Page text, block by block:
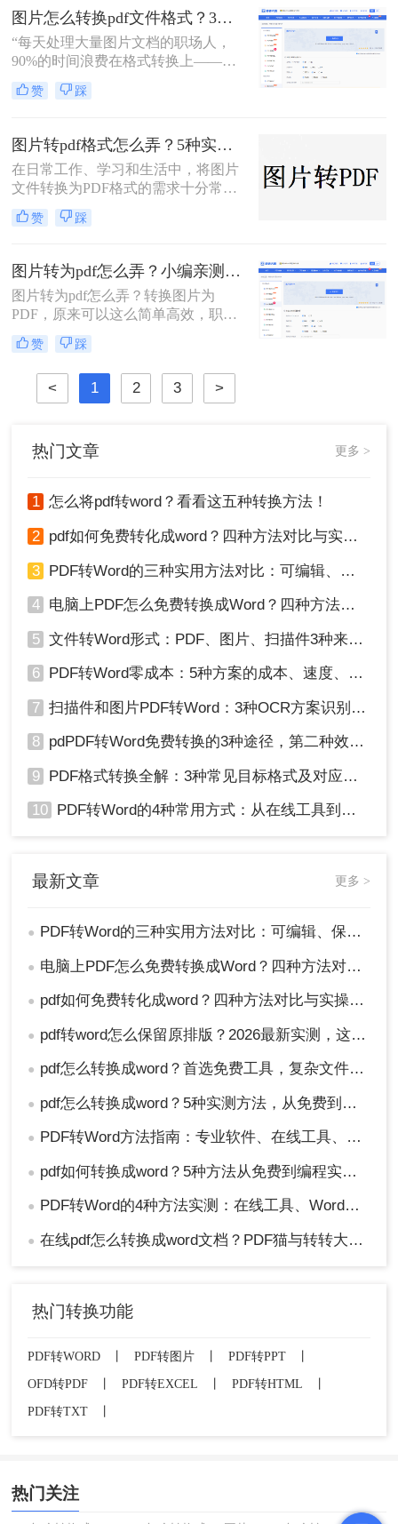
全性。那么图片转为pdf怎么弄呢？本
文将介绍三种将图片转换为PDF的方
法。
图片怎么转换pdf文件格式？3种高效方法全解析，职场人必备技能！
“每天处理大量图片文档的职场人，
90%的时间浪费在格式转换上——这
不是技术问题，而是方法误区。” 作
为深耕办公软件测评多年的博主，小
始方式处理图片转PDF需求。那么图
片怎么转换pdf文件格式呢？本文将揭
秘三种专业级转换方法，结合实测数
据帮你突破效率瓶颈。
赞 踩
图片转pdf格式怎么弄？5种实用的转换方法！
在日常工作、学习和生活中，将图片
文件转换为PDF格式的需求十分常
见。PDF格式因其跨平台兼容性强、
内容不易篡改、排版稳定等优势，成
转pdf格式怎么弄呢？本文将介绍几种
常见的图片转PDF方法，帮助用户高
效完成转换。
赞 踩
图片转为pdf怎么弄？小编亲测5种实用方法，告别繁琐操作！
图片转为pdf怎么弄？转换图片为
PDF，原来可以这么简单高效，职场
效率提升从此触手可及！“一张图片
秒变PDF文档？是的，你没听错！”作
为从事电脑办公软件测评多年的博
主，小编深知职场办公人群对高效转
换工具的渴求，今天就分享超实用方
赞 踩
< 1 2 3 >
热门文章 更多 >
1 怎么将pdf转word？看看这五种转换方法！
2 pdf如何免费转化成word？四种方法对比与实操指南（附详细表格）
3 PDF转Word的三种实用方法对比：可编辑、保格式、避风险！
4 电脑上PDF怎么免费转换成Word？四种方法对比与实操指南（附详细表格）!
5 文件转Word形式：PDF、图片、扫描件3种来源分别怎么处理！
6 PDF转Word零成本：5种方案的成本、速度、精度对比！
7 扫描件和图片PDF转Word：3种OCR方案识别率实测！
8 pdPDF转Word免费转换的3种途径，第二种效率最高！
9 PDF格式转换全解：3种常见目标格式及对应操作方法！
10 PDF转Word的4种常用方式：从在线工具到桌面软件全梳理！
最新文章 更多 >
● PDF转Word的三种实用方法对比：可编辑、保格式、避风险！
● 电脑上PDF怎么免费转换成Word？四种方法对比与实操指南（附详细表格）!
● pdf如何免费转化成word？四种方法对比与实操指南（附详细表格）
● pdf转word怎么保留原排版？2026最新实测，这5种方法从免费到专业全搞定！
● pdf怎么转换成word？首选免费工具，复杂文件再上专业软件！
● pdf怎么转换成word？5种实测方法，从免费到专业全攻略！
● PDF转Word方法指南：专业软件、在线工具、Word内置与改后缀名4种方案对比！
● pdf如何转换成word？5种方法从免费到编程实测对比！
● PDF转Word的4种方法实测：在线工具、Word、Adobe与开源软件对比！！
● 在线pdf怎么转换成word文档？PDF猫与转转大师2种在线工具使用指南与功能对比！
热门转换功能
PDF转WORD PDF转图片 PDF转PPT
OFD转PDF
PDF转EXCEL PDF转HTML
PDF转TXT
热门关注